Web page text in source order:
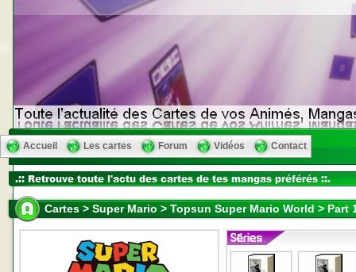
Accueil Les cartes Forum Vidéos Contact
Cartes > Super Mario > Topsun Super Mario World > Part